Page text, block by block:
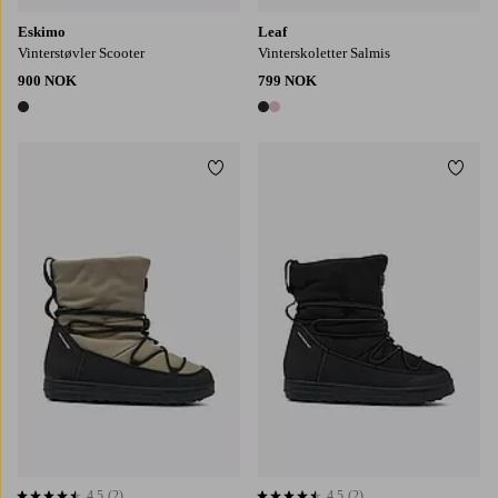
Eskimo
Vinterstøvler Scooter
900 NOK
1 farge
Leaf
Vinterskoletter Salmis
799 NOK
2 farger
Legg til favoritter